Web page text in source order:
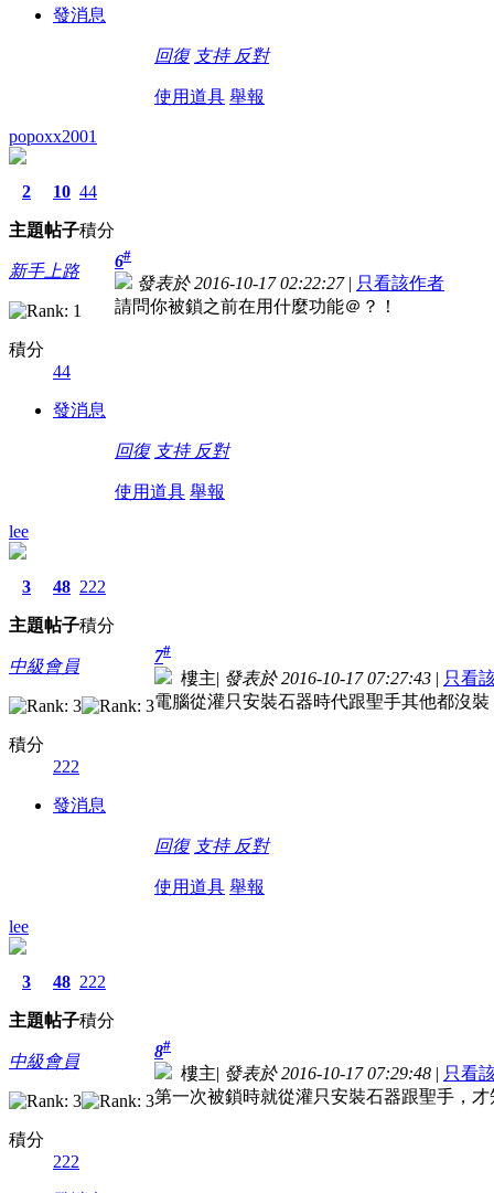
發消息
回復 支持 反對
使用道具 舉報
popoxx2001
2
主題
10
帖子
44
積分
新手上路
積分
44
發消息
6#
發表於 2016-10-17 02:22:27 | 只看該作者
請問你被鎖之前在用什麼功能＠？！
回復 支持 反對
使用道具 舉報
lee
3
主題
48
帖子
222
積分
中級會員
積分
222
發消息
7#
樓主| 發表於 2016-10-17 07:27:43 | 只看
電腦從灌只安裝石器時代跟聖手其他都沒裝
回復 支持 反對
使用道具 舉報
lee
3
主題
48
帖子
222
積分
中級會員
積分
222
8#
樓主| 發表於 2016-10-17 07:29:48 | 只看
第一次被鎖時就從灌只安裝石器跟聖手，才